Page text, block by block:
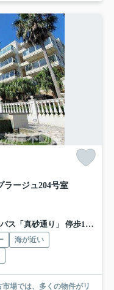
ラージュ204号室
「真砂通り」 停歩1分
海が近い